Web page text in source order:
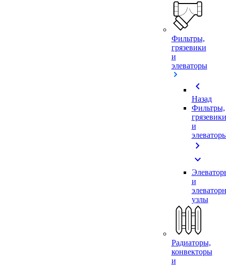
Фильтры,
грязевики
и
элеваторы
chevron_left
Назад
Фильтры,
грязевики
и
chevron_right
expand_more
и
узлы
Радиаторы,
конвекторы
и